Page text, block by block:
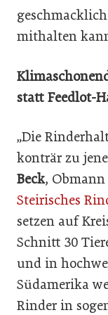
mithalten
statt Feedlot-
„Die
konträr zu
Beck, Obmann
Steirisches
setzen auf
Schnitt 30
und in
Südamerika
Rinder in